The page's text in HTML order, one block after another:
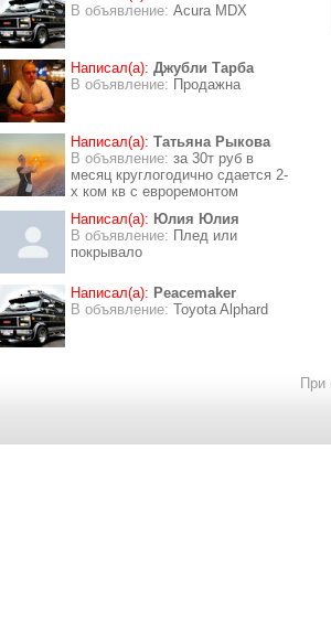
В объявление: Acura MDX
Написал(а): Джубли Тарба
В объявление: Продажна
Написал(а): Татьяна Рыкова
В объявление: за 30т руб в
месяц круглогодично сдается 2-
х ком кв с евроремонтом
Написал(а): Юлия Юлия
В объявление: Плед или
покрывало
Написал(а): Peacemaker
В объявление: Toyota Alphard
При